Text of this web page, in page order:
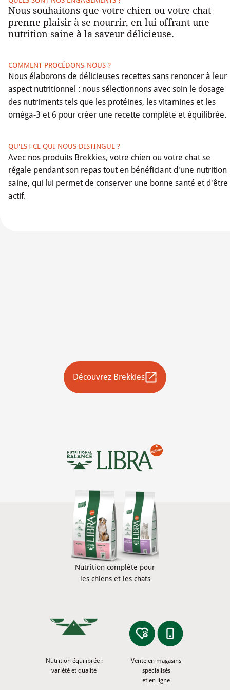
Nous souhaitons que votre chien ou votre chat
prenne plaisir à se nourrir, en lui offrant une
nutrition saine à la saveur délicieuse.
COMMENT PROCÉDONS-NOUS ?
Nous élaborons de délicieuses recettes sans renoncer à leur
aspect nutritionnel : nous sélectionnons avec soin le dosage
des nutriments tels que les protéines, les vitamines et les
oméga-3 et 6 pour créer une recette complète et équilibrée.
QU'EST-CE QUI NOUS DISTINGUE ?
Avec nos produits Brekkies, votre chien ou votre chat se
régale pendant son repas tout en bénéficiant d'une nutrition
saine, qui lui permet de conserver une bonne santé et d'être
actif.
Découvrez Brekkies
Nutrition équilibrée :
variété et qualité
Nutrition complète pour
les chiens et les chats
Vente en magasins
spécialisés
et en ligne